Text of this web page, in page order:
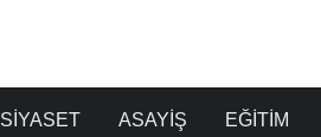
SİYASET ASAYİŞ EĞİTİM